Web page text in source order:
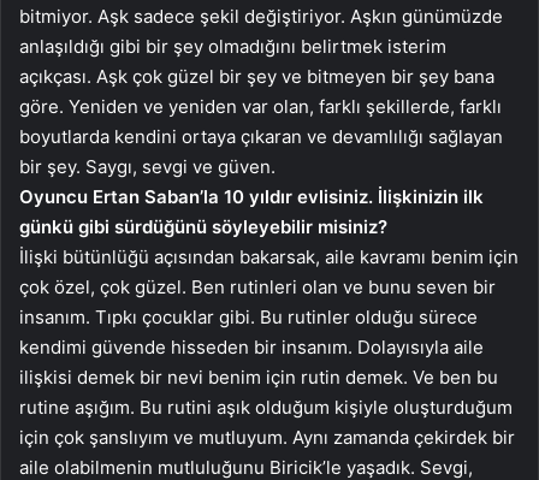
bitmiyor. Aşk sadece şekil değiştiriyor. Aşkın günümüzde
anlaşıldığı gibi bir şey olmadığını belirtmek isterim
açıkçası. Aşk çok güzel bir şey ve bitmeyen bir şey bana
göre. Yeniden ve yeniden var olan, farklı şekillerde, farklı
boyutlarda kendini ortaya çıkaran ve devamlılığı sağlayan
bir şey. Saygı, sevgi ve güven.
Oyuncu Ertan Saban’la 10 yıldır evlisiniz. İlişkinizin ilk
günkü gibi sürdüğünü söyleyebilir misiniz?
İlişki bütünlüğü açısından bakarsak, aile kavramı benim için
çok özel, çok güzel. Ben rutinleri olan ve bunu seven bir
insanım. Tıpkı çocuklar gibi. Bu rutinler olduğu sürece
kendimi güvende hisseden bir insanım. Dolayısıyla aile
ilişkisi demek bir nevi benim için rutin demek. Ve ben bu
rutine aşığım. Bu rutini aşık olduğum kişiyle oluşturduğum
için çok şanslıyım ve mutluyum. Aynı zamanda çekirdek bir
aile olabilmenin mutluluğunu Biricik’le yaşadık. Sevgi,